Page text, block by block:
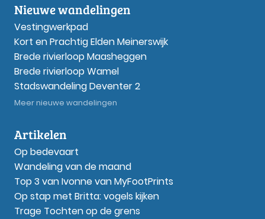
Nieuwe wandelingen
Vestingwerkpad
Kort en Prachtig Elden Meinerswijk
Brede rivierloop Maasheggen
Brede rivierloop Wamel
Stadswandeling Deventer 2
Meer nieuwe wandelingen
Artikelen
Op bedevaart
Wandeling van de maand
Top 3 van Ivonne van MyFootPrints
Op stap met Britta: vogels kijken
Trage Tochten op de grens